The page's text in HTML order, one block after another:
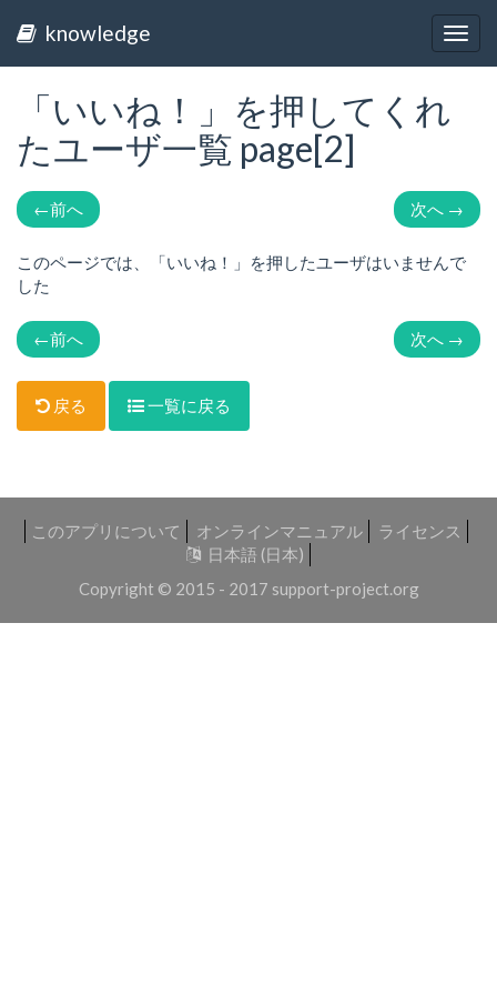
knowledge
「いいね！」を押してくれ
たユーザ一覧 page[2]
←前へ 次へ →
このページでは、「いいね！」を押したユーザはいませんで
した
←前へ 次へ →
戻る 一覧に戻る
このアプリについて オンラインマニュアル
ライセンス
日本語 (日本)
Copyright © 2015 - 2017 support-project.org